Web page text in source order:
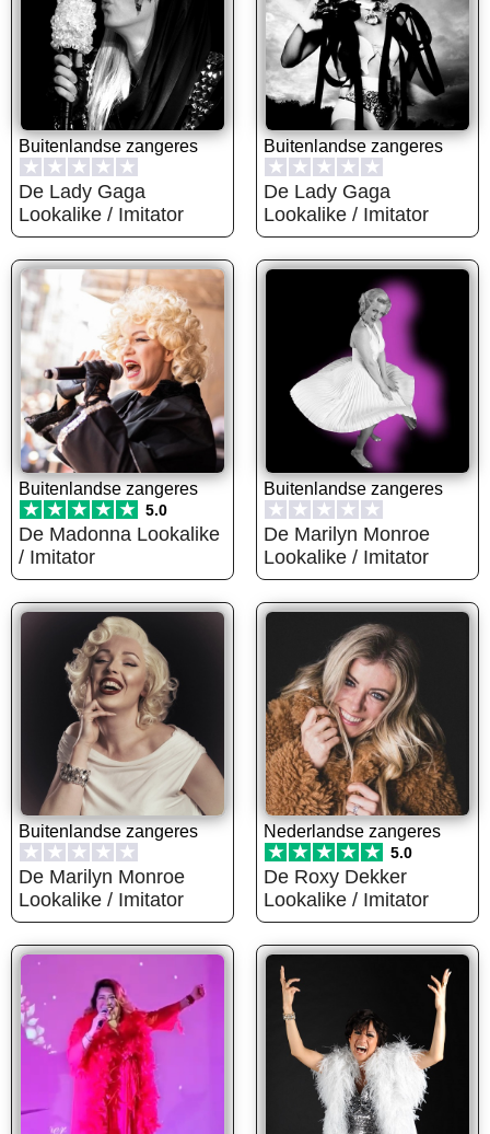
Buitenlandse zangeres
★ ★ ★ ★ ★
De Lady Gaga
Lookalike / Imitator
Buitenlandse zangeres
★ ★ ★ ★ ★
De Lady Gaga
Lookalike / Imitator
Buitenlandse zangeres
★ ★ ★ ★ ★ 5.0
De Madonna Lookalike
/ Imitator
Buitenlandse zangeres
★ ★ ★ ★ ★
De Marilyn Monroe
Lookalike / Imitator
Buitenlandse zangeres
★ ★ ★ ★ ★
De Marilyn Monroe
Lookalike / Imitator
Nederlandse zangeres
★ ★ ★ ★ ★ 5.0
De Roxy Dekker
Lookalike / Imitator